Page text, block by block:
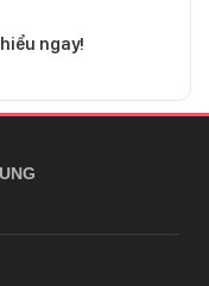
ngay!